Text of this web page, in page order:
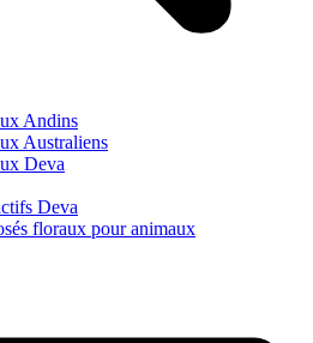
Andins
Australiens
Deva
Deva
floraux pour animaux